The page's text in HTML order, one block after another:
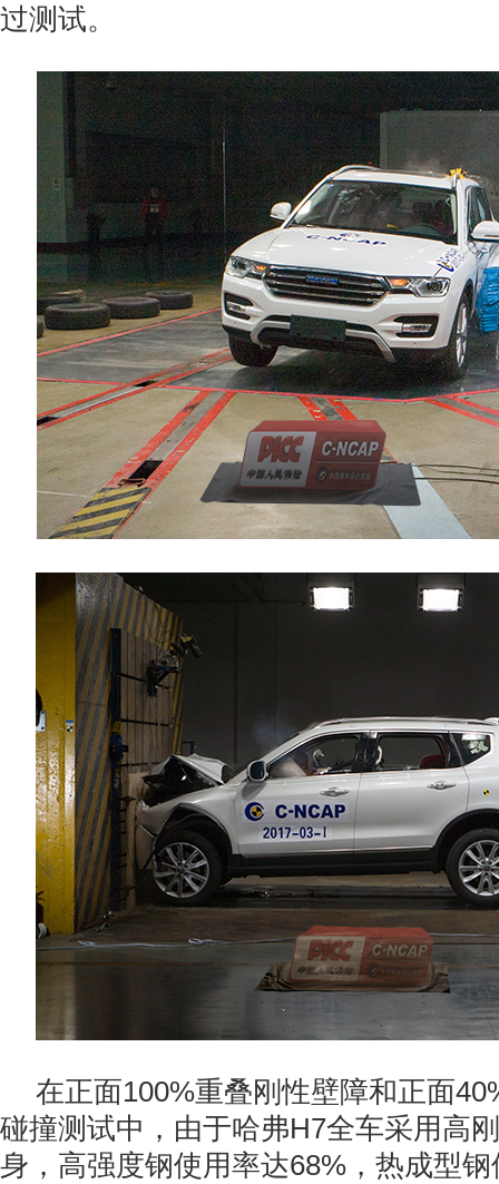
过测试。
在正面100%重叠刚性壁障和正面
碰撞测试中，由于哈弗H7全车采用高
身，高强度钢使用率达68%，热成型